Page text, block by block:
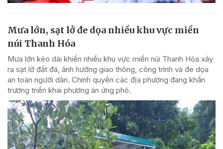
Mưa lớn, sạt lở đe dọa nhiều khu vực miền
núi Thanh Hóa
Mưa lớn kéo dài khiến nhiều khu vực miền núi Thanh Hóa xảy
ra sạt lở đất đá, ảnh hưởng giao thông, công trình và đe dọa
an toàn người dân. Chính quyền các địa phương đang khẩn
trương triển khai phương án ứng phó.